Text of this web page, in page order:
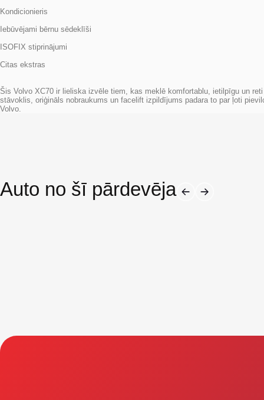
Kondicionieris
Iebūvējami bērnu sēdeklīši
ISOFIX stiprinājumi
Citas ekstras
Šis Volvo XC70 ir lieliska izvēle tiem, kas meklē komfortablu, ietilpīgu un
stāvoklis, oriģināls nobraukums un facelift izpildījums padara to par ļoti
Volvo.
Auto no šī pārdevēja